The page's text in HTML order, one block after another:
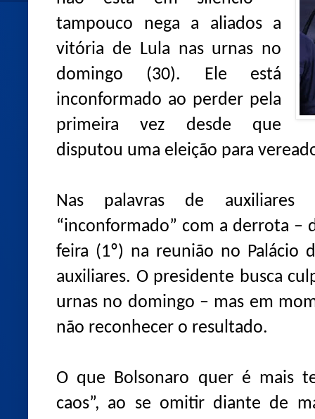
tampouco nega a aliados a
vitória de Lula nas urnas no
domingo (30). Ele está
inconformado ao perder pela
primeira vez desde que
disputou uma eleição para
Nas palavras de auxiliares
“inconformado” com a derrota –
feira (1º) na reunião no Palácio
auxiliares. O presidente busca
urnas no domingo – mas em
não reconhecer o resultado.
O que Bolsonaro quer é mais
caos”, ao se omitir diante de